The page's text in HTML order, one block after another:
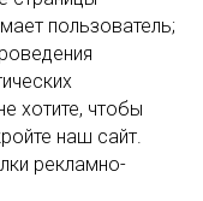
пользователь;
хотите, чтобы
наш сайт.
рекламно-